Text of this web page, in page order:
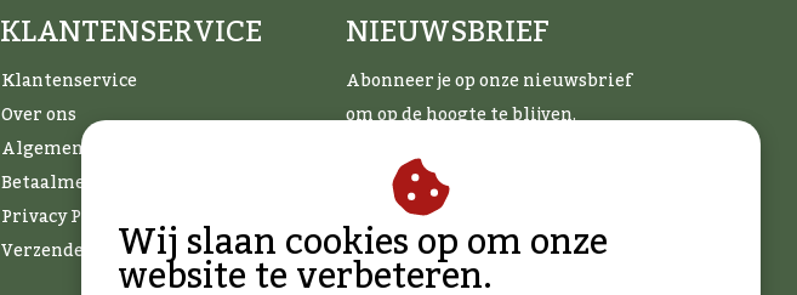
KLANTENSERVICE
Klantenservice
Over ons
Algemene voorwaarden
Betaalmethoden
Privacy Policy
Verzenden & retourneren
NIEUWSBRIEF
Abonneer je op onze nieuwsbrief
om op de hoogte te blijven.
ABONNEER
Wij slaan cookies op om onze
website te verbeteren.